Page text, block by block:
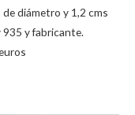
de diámetro y 1,2 cms
935 y fabricante.